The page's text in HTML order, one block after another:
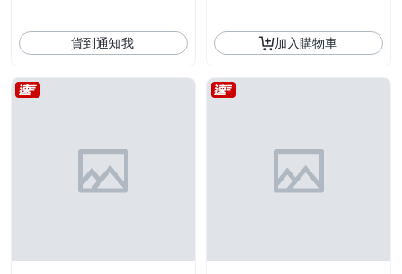
貨到通知我 加入購物車